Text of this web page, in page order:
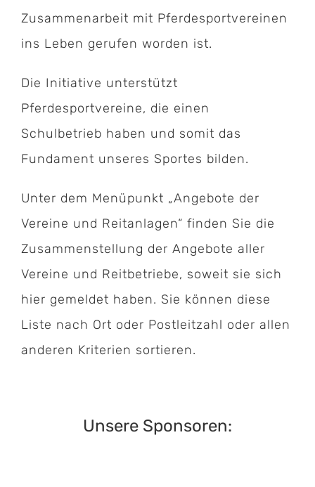
Zusammenarbeit mit Pferdesportvereinen
ins Leben gerufen worden ist.
Die Initiative unterstützt
Pferdesportvereine, die einen
Schulbetrieb haben und somit das
Fundament unseres Sportes bilden.
Unter dem Menüpunkt „Angebote der
Vereine und Reitanlagen“ finden Sie die
Zusammenstellung der Angebote aller
Vereine und Reitbetriebe, soweit sie sich
hier gemeldet haben. Sie können diese
Liste nach Ort oder Postleitzahl oder allen
anderen Kriterien sortieren.
Unsere Sponsoren: